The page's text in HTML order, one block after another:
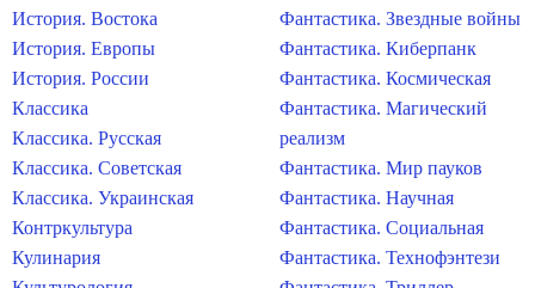
История. Востока
История. Европы
История. России
Классика
Классика. Русская
Классика. Советская
Классика. Украинская
Контркультура
Кулинария
Фантастика. Звездные войны
Фантастика. Киберпанк
Фантастика. Космическая
Фантастика. Магический
реализм
Фантастика. Мир пауков
Фантастика. Научная
Фантастика. Социальная
Фантастика. Технофэнтези